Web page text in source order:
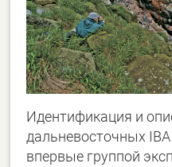
Идентификация и
дальневосточных
впервые группой